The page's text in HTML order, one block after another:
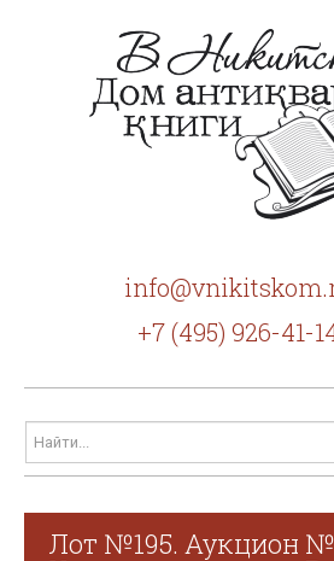
+7 (495) 926-41-
Лот №195. Аукцион №